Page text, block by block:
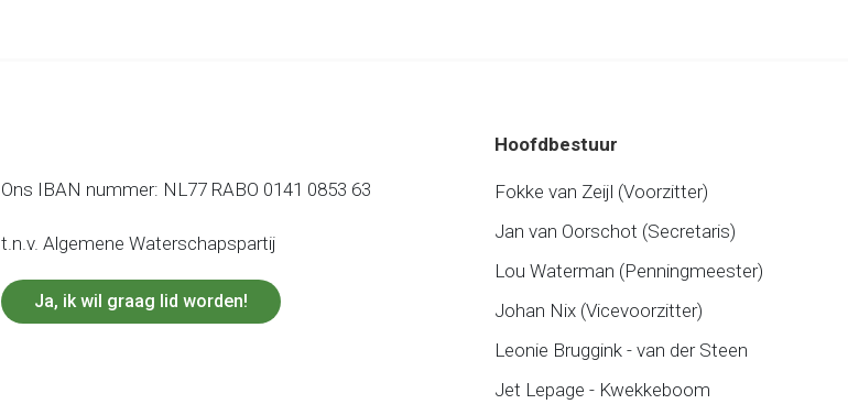
Hoofdbestuur
Ons IBAN nummer: NL77 RABO 0141 0853 63
t.n.v. Algemene Waterschapspartij
Ja, ik wil graag lid worden!
Fokke van Zeijl (Voorzitter)
Jan van Oorschot (Secretaris)
Lou Waterman (Penningmeester)
Johan Nix (Vicevoorzitter)
Leonie Bruggink - van der Steen
Jet Lepage - Kwekkeboom